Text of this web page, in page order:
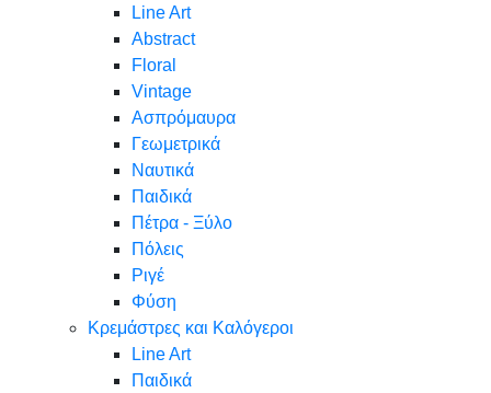
Line Art
Abstract
Floral
Vintage
Ασπρόμαυρα
Γεωμετρικά
Ναυτικά
Παιδικά
Πέτρα - Ξύλο
Πόλεις
Ριγέ
Φύση
Κρεμάστρες και Καλόγεροι
Line Art
Παιδικά